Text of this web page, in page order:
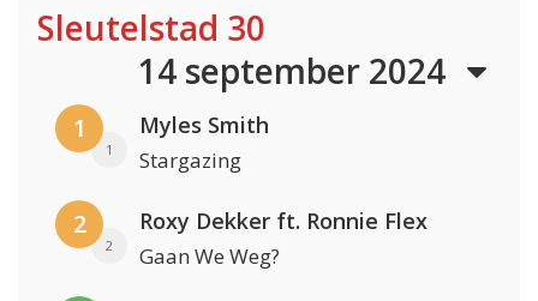
Sleutelstad 30
14 september 2024
1
1
Myles Smith
Stargazing
2
2
Roxy Dekker ft. Ronnie Flex
Gaan We Weg?